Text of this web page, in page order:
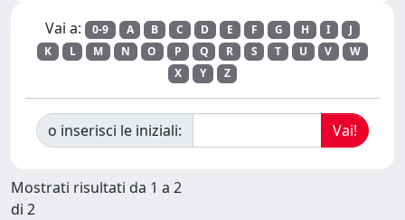
Vai a: 0-9 A B C D E F G H I
J
K
L M N O P Q R S T U V
W
X
Y Z
o inserisci le iniziali:
Mostrati risultati da 1 a 2
di 2